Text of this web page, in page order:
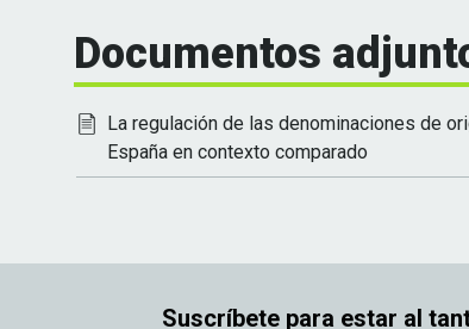
Documentos
La regulación de las denominaciones de
España en contexto comparado
Suscríbete para estar al